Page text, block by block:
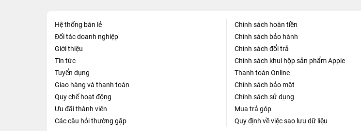
Hệ thống bán lẻ
Đối tác doanh nghiệp
Giới thiệu
Tin tức
Tuyển dụng
Giao hàng và thanh toán
Quy chế hoạt động
Ưu đãi thành viên
Các câu hỏi thường gặp
Chính sách hoàn tiền
Chính sách bảo hành
Chính sách đổi trả
Chính sách khui hộp sản phẩm Apple
Thanh toán Online
Chính sách bảo mật
Chính sách sử dụng
Mua trả góp
Quy định về việc sao lưu dữ liệu